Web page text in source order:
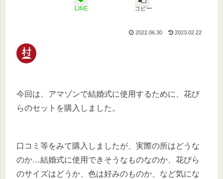
LINE コピー
2022.06.30 2023.02.22
今回は、アマゾンで結婚式に使用するために、花び
らのセットを購入しました。
口コミ等をみて購入しましたが、実際の所はどうな
のか…結婚式に使用できそうなものなのか、花びら
のサイズはどうか、色は好みのものか、など気にな